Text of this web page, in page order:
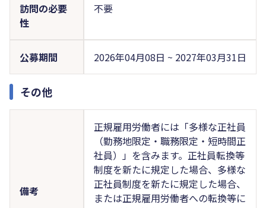
訪問の必要
性
不要
公募期間 2026年04月08日 ~ 2027年03月31日
その他
備考
正規雇用労働者には「多様な正社員
（勤務地限定・職務限定・短時間正
社員）」を含みます。正社員転換等
制度を新たに規定した場合、多様な
正社員制度を新たに規定した場合、
または正規雇用労働者への転換等に